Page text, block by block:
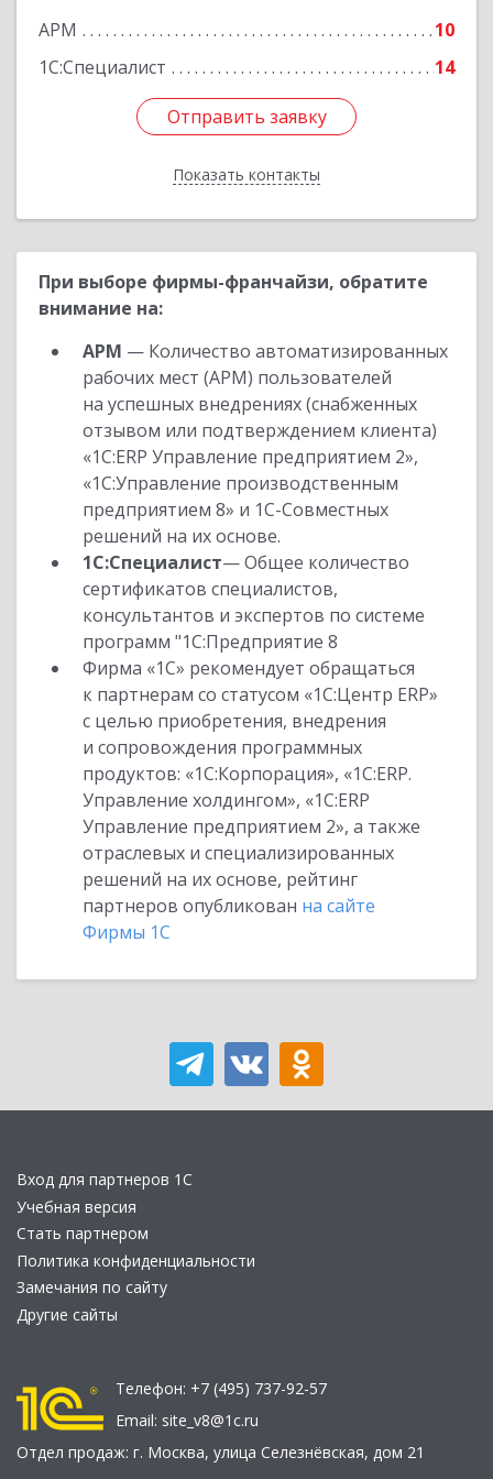
АРМ
10
1С:Специалист
14
Отправить заявку
Показать контакты
Отправить заявку
Назад
При выборе фирмы-франчайзи, обратите
внимание на:
АРМ — Количество автоматизированных
рабочих мест (АРМ) пользователей
на успешных внедрениях (снабженных
отзывом или подтверждением клиента)
«1С:ERP Управление предприятием 2»,
«1С:Управление производственным
предприятием 8» и 1С-Совместных
решений на их основе.
1С:Специалист— Общее количество
сертификатов специалистов,
консультантов и экспертов по системе
программ "1С:Предприятие 8
Фирма «1С» рекомендует обращаться
к партнерам со статусом «1С:Центр ERP»
с целью приобретения, внедрения
и сопровождения программных
продуктов: «1С:Корпорация», «1С:ERP.
Управление холдингом», «1С:ERP
Управление предприятием 2», а также
отраслевых и специализированных
решений на их основе, рейтинг
партнеров опубликован на сайте
Фирмы 1С
Вход для партнеров 1С
Учебная версия
Стать партнером
Политика конфиденциальности
Замечания по сайту
Другие сайты
Телефон: +7 (495) 737-92-57
Email: site_v8@1c.ru
Отдел продаж: г. Москва, улица Селезнёвская, дом 21